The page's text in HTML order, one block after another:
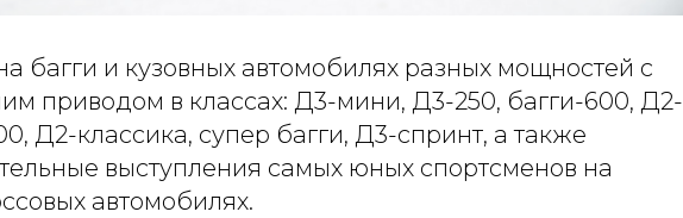
багги и кузовных автомобилях разных мощностей с
приводом в классах: Д3-мини, Д3-250, багги-600, Д2-
Д2-классика, супер багги, Д3-спринт, а также
выступления самых юных спортсменов на
автомобилях.